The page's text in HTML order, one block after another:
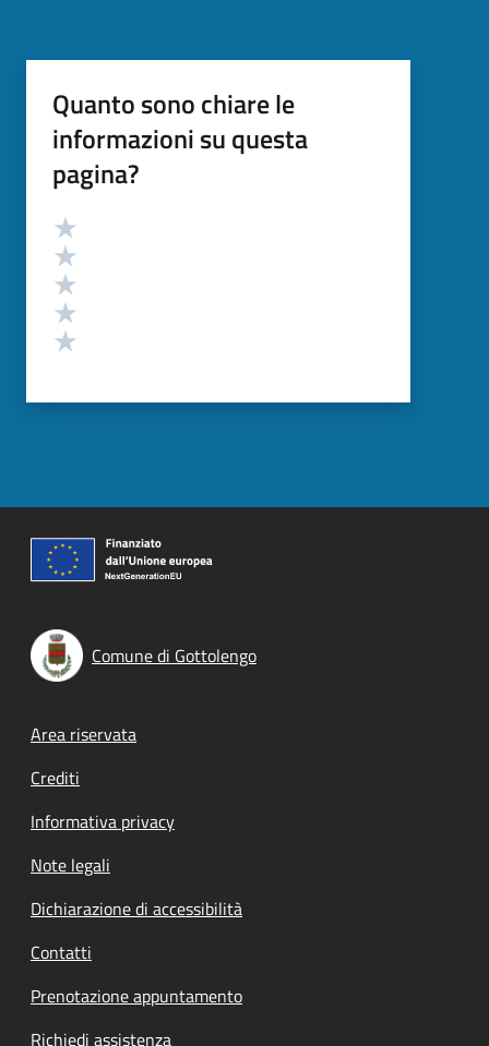
Quanto sono chiare le
informazioni su questa
pagina?
Valutazione
Comune di Gottolengo
Footer menu
Area riservata
Crediti
Informativa privacy
Note legali
Dichiarazione di accessibilità
Contatti
Prenotazione appuntamento
Richiedi assistenza